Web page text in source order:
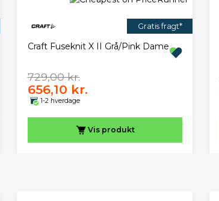
Gratis fragt*
Craft Fuseknit X II Grå/Pink Dame
729,00 kr.
656,10 kr.
1-2 hverdage
Vis produkt